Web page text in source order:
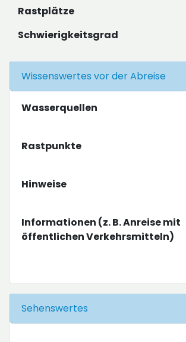
Rastplätze
Schwierigkeitsgrad
Wissenswertes vor der Abreise
Wasserquellen
Rastpunkte
Hinweise
Informationen (z. B. Anreise mit
öffentlichen Verkehrsmitteln)
Sehenswertes